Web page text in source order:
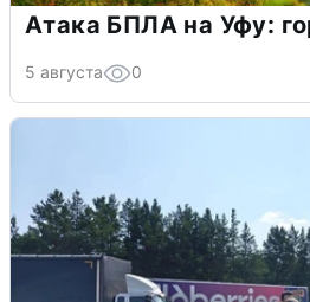
Атака БПЛА на Уфу:
5 августа 0